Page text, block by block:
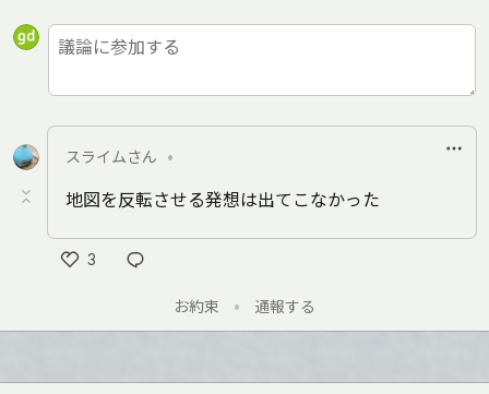
スライムさん •
地図を反転させる発想は出てこなかった
3
ね
お約束 • 通報する